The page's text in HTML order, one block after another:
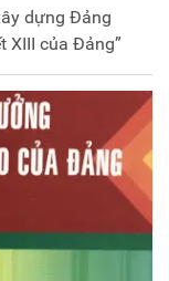
dựng Đảng
XIII của Đảng”